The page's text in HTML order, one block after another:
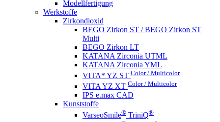
Modellfertigung
Werkstoffe
Zirkondioxid
BEGO Zirkon ST / BEGO Zirkon ST
Multi
BEGO Zirkon LT
KATANA Zirconia UTML
KATANA Zirconia YML
VITA* YZ ST Color / Multicolor
VITA YZ XT Color / Multicolor
IPS e.max CAD
Kunststoffe
VarseoSmile® TriniQ®